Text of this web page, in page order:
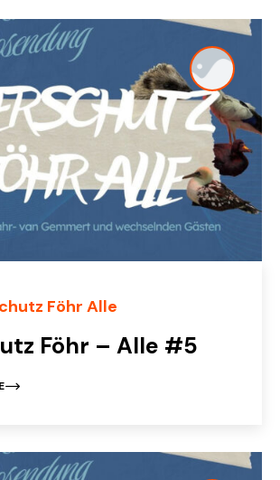
Föhr Alle
Föhr – Alle #5